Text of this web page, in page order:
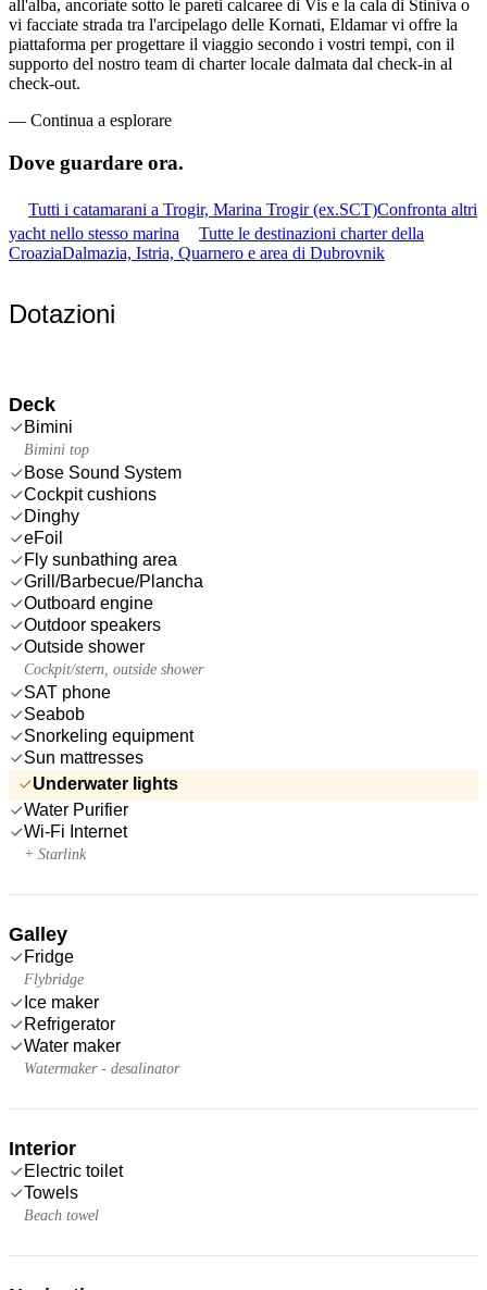
all'alba, ancoriate sotto le pareti calcaree di Vis e la cala di Stiniva o
vi facciate strada tra l'arcipelago delle Kornati, Eldamar vi offre la
piattaforma per progettare il viaggio secondo i vostri tempi, con il
supporto del nostro team di charter locale dalmata dal check-in al
check-out.
— Continua a esplorare
Dove guardare ora.
Tutti i catamarani a Trogir, Marina Trogir (ex.SCT)Confronta altri
yacht nello stesso marina
Tutte le destinazioni charter della
CroaziaDalmazia, Istria, Quarnero e area di Dubrovnik
Dotazioni
Deck
Bimini
Bimini top
Bose Sound System
Cockpit cushions
Dinghy
eFoil
Fly sunbathing area
Grill/Barbecue/Plancha
Outboard engine
Outdoor speakers
Outside shower
Cockpit/stern, outside shower
SAT phone
Seabob
Snorkeling equipment
Sun mattresses
Underwater lights
Water Purifier
Wi-Fi Internet
+ Starlink
Galley
Fridge
Flybridge
Ice maker
Refrigerator
Water maker
Watermaker - desalinator
Interior
Electric toilet
Towels
Beach towel